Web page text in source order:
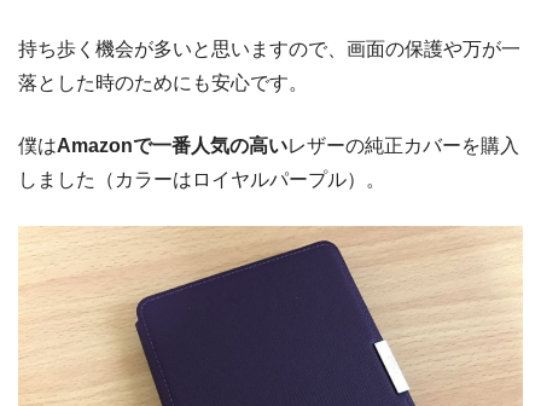
持ち歩く機会が多いと思いますので、画面の保護や万が一
落とした時のためにも安心です。
僕はAmazonで一番人気の高いレザーの純正カバーを購入
しました（カラーはロイヤルパープル）。